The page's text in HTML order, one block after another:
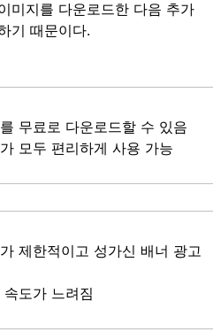
미지를 다운로드한 다음 추가
기 때문이다.
무료로 다운로드할 수 있음
모두 편리하게 사용 가능
제한적이고 성가신 배너 광고
도가 느려짐